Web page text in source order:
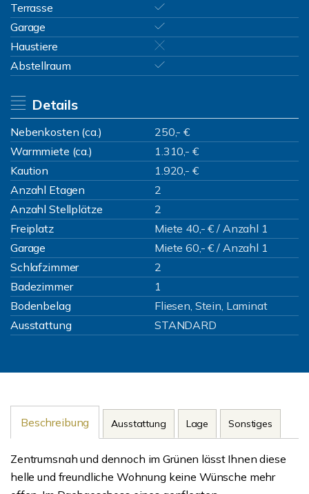
Terrasse
Garage
Haustiere
Abstellraum
Details
Nebenkosten (ca.)
250,- €
Warmmiete (ca.)
1.310,- €
Kaution
1.920,- €
Anzahl Etagen
2
Anzahl Stellplätze
2
Freiplatz
Miete 40,- € / Anzahl 1
Garage
Miete 60,- € / Anzahl 1
Schlafzimmer
2
Badezimmer
1
Bodenbelag
Fliesen, Stein, Laminat
Ausstattung
STANDARD
Beschreibung Ausstattung Lage Sonstiges
Zentrumsnah und dennoch im Grünen lässt Ihnen diese
helle und freundliche Wohnung keine Wünsche mehr